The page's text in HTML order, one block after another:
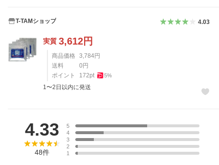
T-TAMショップ 4.03
実質 3,612円
商品価格 3,784円
送料
0円
ポイント
172pt 5%
1〜2日以内に発送
4.33
48件
5
4
3
2
1